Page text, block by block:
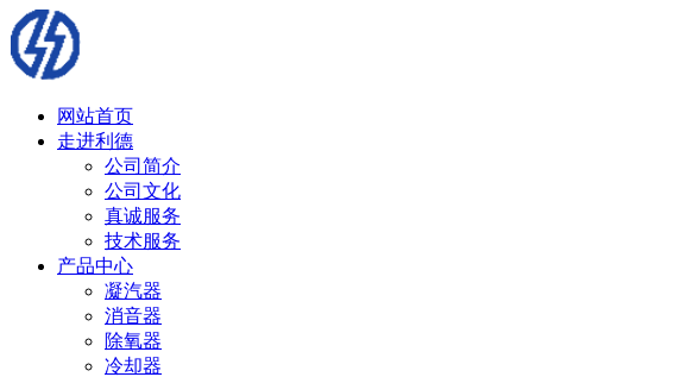
网站首页
走进利德
公司简介
公司文化
真诚服务
技术服务
产品中心
凝汽器
消音器
除氧器
冷却器